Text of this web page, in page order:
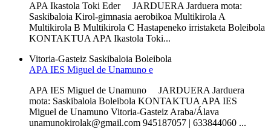
APA Ikastola Toki Eder JARDUERA Jarduera mota:
Saskibaloia Kirol-gimnasia aerobikoa Multikirola A
Multikirola B Multikirola C Hastapeneko irristaketa Boleibola
KONTAKTUA APA Ikastola Toki...
Vitoria-Gasteiz Saskibaloia Boleibola
APA IES Miguel de Unamuno e
APA IES Miguel de Unamuno JARDUERA Jarduera
mota: Saskibaloia Boleibola KONTAKTUA APA IES
Miguel de Unamuno Vitoria-Gasteiz Araba/Álava
unamunokirolak@gmail.com 945187057 | 633844060 ...